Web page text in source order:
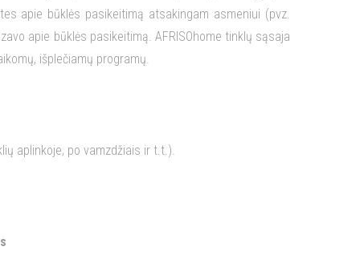
apie būklės pasikeitimą atsakingam asmeniui (pvz.
apie būklės pasikeitimą. AFRISOhome tinklų sąsaja
išplečiamų programų.
aplinkoje, po vamzdžiais ir t.t.).